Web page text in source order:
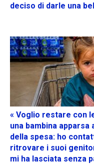
deciso di darle una
« Voglio restare con
una bambina
della spesa: ho
ritrovare i suoi
mi ha lasciata senza